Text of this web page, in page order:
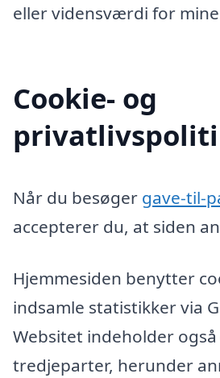
eller vidensværdi for
Cookie- og
Når du besøger gave-til-
accepterer du, at siden
Hjemmesiden benytter
indsamle statistikker via
Websitet indeholder
tredjeparter, herunder